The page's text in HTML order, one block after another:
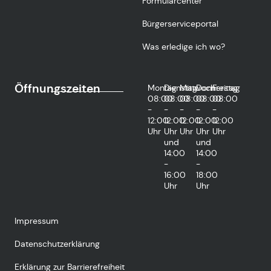
Bürgerserviceportal
Was erledige ich wo?
Öffnungszeiten
Montag
08:00
-
12:00
Uhr
Dienstag
08:00
-
12:00
Uhr
und
14:00
-
16:00
Uhr
Mittwoch
08:00
-
12:00
Uhr
Donnerstag
08:00
-
12:00
Uhr
und
14:00
-
18:00
Uhr
Freitag
08:00
-
12:00
Uhr
Impressum
Datenschutzerklärung
Erklärung zur Barrierefreiheit